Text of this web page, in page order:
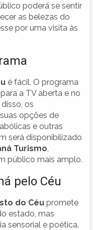
poderá se sentir
as belezas do
por uma visita às
é fácil. O programa
a TV aberta e no
os
opções de
e outras
será disponibilizado
Turismo
público mais amplo.
pelo Céu
do Céu promete
estado, mas
sensorial e poética.